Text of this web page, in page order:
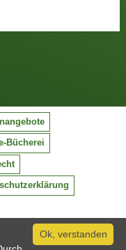
Bücherei
Ok, verstanden